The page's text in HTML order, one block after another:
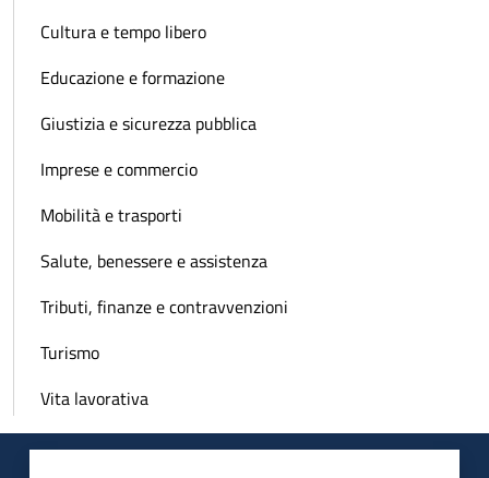
Cultura e tempo libero
Educazione e formazione
Giustizia e sicurezza pubblica
Imprese e commercio
Mobilità e trasporti
Salute, benessere e assistenza
Tributi, finanze e contravvenzioni
Turismo
Vita lavorativa